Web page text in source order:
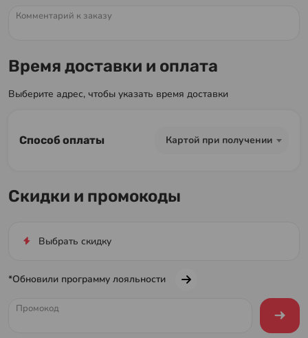
Комментарий к заказу
Время доставки и оплата
Выберите адрес, чтобы указать время доставки
Способ оплаты Картой при получении
Скидки и промокоды
Выбрать скидку
*Обновили программу лояльности
Промокод